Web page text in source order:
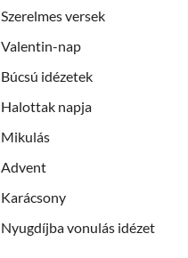
Szerelmes versek
Valentin-nap
Búcsú idézetek
Halottak napja
Mikulás
Advent
Karácsony
Nyugdíjba vonulás idézet